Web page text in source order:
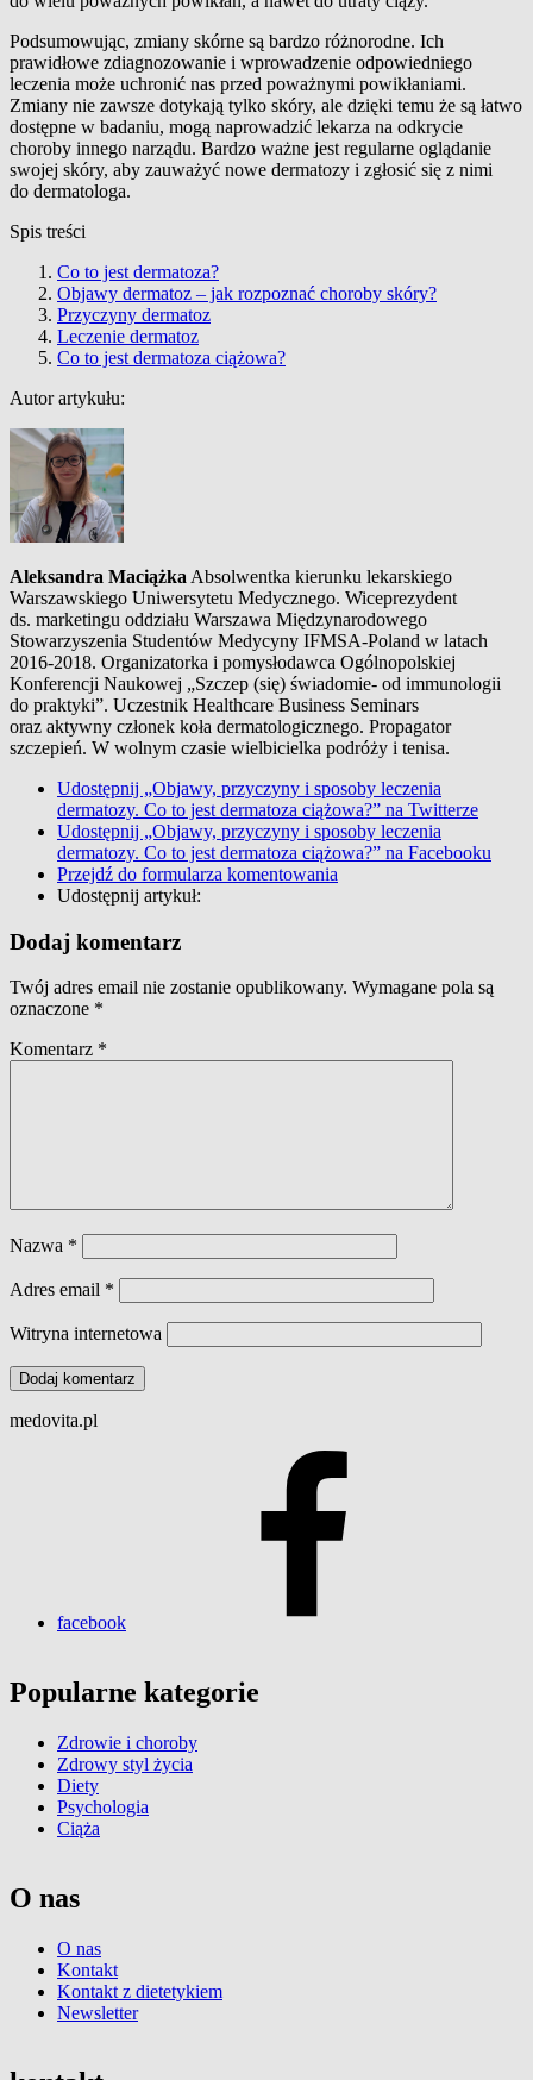
Podsumowując, zmiany skórne są bardzo różnorodne. Ich
prawidłowe zdiagnozowanie i wprowadzenie odpowiedniego
leczenia może uchronić nas przed poważnymi powikłaniami.
Zmiany nie zawsze dotykają tylko skóry, ale dzięki temu że są łatwo
dostępne w badaniu, mogą naprowadzić lekarza na odkrycie
choroby innego narządu. Bardzo ważne jest regularne oglądanie
swojej skóry, aby zauważyć nowe dermatozy i zgłosić się z nimi
do dermatologa.
Spis treści
Co to jest dermatoza?
Objawy dermatoz – jak rozpoznać choroby skóry?
Przyczyny dermatoz
Leczenie dermatoz
Co to jest dermatoza ciążowa?
Autor artykułu:
Aleksandra Maciążka Absolwentka kierunku lekarskiego
Warszawskiego Uniwersytetu Medycznego. Wiceprezydent
ds. marketingu oddziału Warszawa Międzynarodowego
Stowarzyszenia Studentów Medycyny IFMSA-Poland w latach
2016-2018. Organizatorka i pomysłodawca Ogólnopolskiej
Konferencji Naukowej „Szczep (się) świadomie- od immunologii
do praktyki”. Uczestnik Healthcare Business Seminars
oraz aktywny członek koła dermatologicznego. Propagator
szczepień. W wolnym czasie wielbicielka podróży i tenisa.
Udostępnij „Objawy, przyczyny i sposoby leczenia
dermatozy. Co to jest dermatoza ciążowa?” na Twitterze
Udostępnij „Objawy, przyczyny i sposoby leczenia
dermatozy. Co to jest dermatoza ciążowa?” na Facebooku
Przejdź do formularza komentowania
Udostępnij artykuł:
Dodaj komentarz
Twój adres email nie zostanie opublikowany. Wymagane pola są
oznaczone *
Komentarz *
Nazwa *
Adres email *
Witryna internetowa
medovita.pl
facebook
Popularne kategorie
Zdrowie i choroby
Zdrowy styl życia
Diety
Psychologia
Ciąża
O nas
O nas
Kontakt
Kontakt z dietetykiem
Newsletter